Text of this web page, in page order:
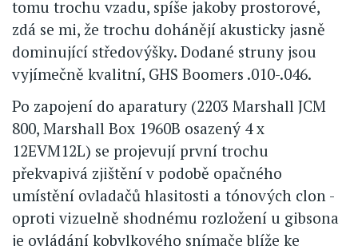
tomu trochu vzadu, spíše jakoby prostorové,
zdá se mi, že trochu dohánějí akusticky jasně
dominující středovýšky. Dodané struny jsou
vyjímečně kvalitní, GHS Boomers .010-.046.
Po zapojení do aparatury (2203 Marshall JCM
800, Marshall Box 1960B osazený 4 x
12EVM12L) se projevují první trochu
překvapivá zjištění v podobě opačného
umístění ovladačů hlasitosti a tónových clon -
oproti vizuelně shodnému rozložení u gibsona
je ovládání kobylkového snímače blíže ke